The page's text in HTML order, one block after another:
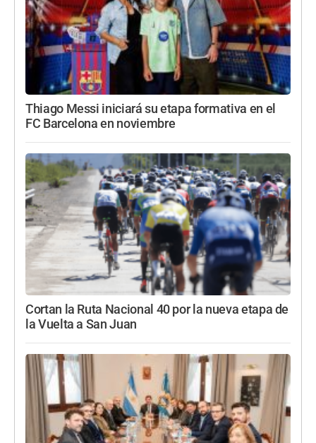
Thiago Messi iniciará su etapa formativa en el
FC Barcelona en noviembre
Cortan la Ruta Nacional 40 por la nueva etapa de
la Vuelta a San Juan